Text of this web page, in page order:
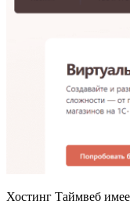
Хостинг Таймвеб